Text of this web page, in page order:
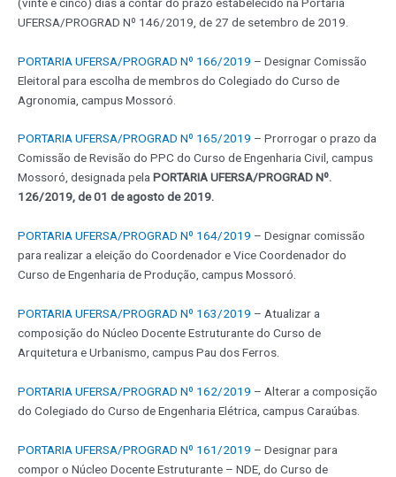
UFERSA/PROGRAD Nº 146/2019, de 27 de setembro de 2019.
PORTARIA UFERSA/PROGRAD Nº 166/2019 – Designar Comissão
Eleitoral para escolha de membros do Colegiado do Curso de
Agronomia, campus Mossoró.
PORTARIA UFERSA/PROGRAD Nº 165/2019 – Prorrogar o prazo da
Comissão de Revisão do PPC do Curso de Engenharia Civil, campus
Mossoró, designada pelaPORTARIA UFERSA/PROGRAD Nº.
126/2019, de 01 de agosto de 2019.
PORTARIA UFERSA/PROGRAD Nº 164/2019 – Designar comissão
para realizar a eleição do Coordenador e Vice Coordenador do
Curso de Engenharia de Produção, campus Mossoró.
PORTARIA UFERSA/PROGRAD Nº 163/2019 – Atualizar a
composição do Núcleo Docente Estruturante do Curso de
Arquitetura e Urbanismo, campus Pau dos Ferros.
PORTARIA UFERSA/PROGRAD Nº 162/2019 – Alterar a composição
do Colegiado do Curso de Engenharia Elétrica, campus Caraúbas.
PORTARIA UFERSA/PROGRAD Nº 161/2019 – Designar para
compor o Núcleo Docente Estruturante – NDE, do Curso de